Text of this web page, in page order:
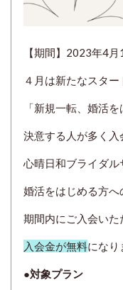
【期間】2023年4
４月は新たなスタ
「新規一転、婚活
決意する人が多く
心晴日和ブライダル
婚活をはじめる方
期間内にご入会いた
入会金が無料になり
●対象プラン